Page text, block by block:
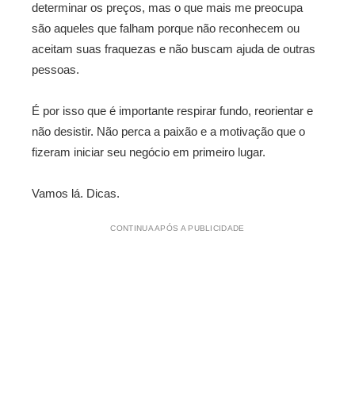
determinar os preços, mas o que mais me preocupa
são aqueles que falham porque não reconhecem ou
aceitam suas fraquezas e não buscam ajuda de outras
pessoas.
É por isso que é importante respirar fundo, reorientar e
não desistir. Não perca a paixão e a motivação que o
fizeram iniciar seu negócio em primeiro lugar.
Vamos lá. Dicas.
CONTINUA APÓS A PUBLICIDADE